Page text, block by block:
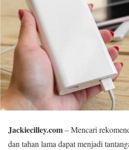
Jackiecilley.com– Mencari
dan tahan lama dapat menjadi